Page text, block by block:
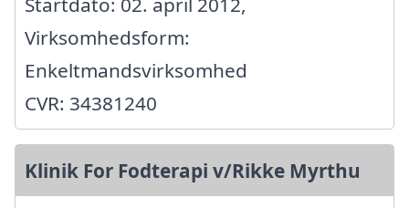
Virksomhedsform:
Enkeltmandsvirksomhed
CVR: 34381240
Klinik For Fodterapi v/Rikke Myrthu